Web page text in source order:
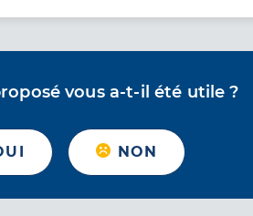
vous a-t-il été utile ?
NON